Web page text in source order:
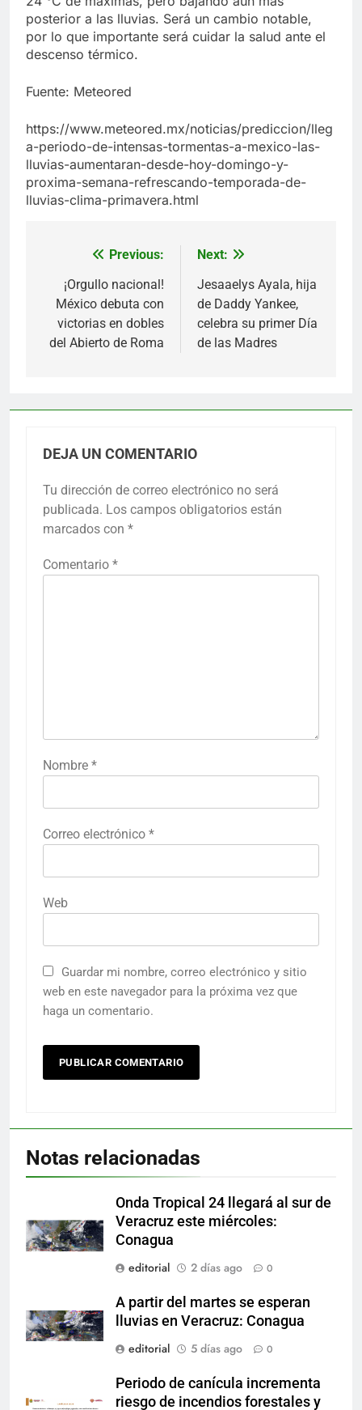
posterior a las lluvias. Será un cambio notable,
por lo que importante será cuidar la salud ante el
descenso térmico.
Fuente: Meteored
https://www.meteored.mx/noticias/prediccion/lleg
a-periodo-de-intensas-tormentas-a-mexico-las-
lluvias-aumentaran-desde-hoy-domingo-y-
proxima-semana-refrescando-temporada-de-
lluvias-clima-primavera.html
Navegación
entradas
Previous:
¡Orgullo nacional!
México debuta con
victorias en dobles
del Abierto de Roma
Next:
Jesaaelys Ayala, hija
de Daddy Yankee,
celebra su primer Día
de las Madres
DEJA UN COMENTARIO
Tu dirección de correo electrónico no será
publicada. Los campos obligatorios están
marcados con *
Comentario *
Nombre *
Correo electrónico *
Web
Guardar mi nombre, correo electrónico y sitio
web en este navegador para la próxima vez que
haga un comentario.
Notas relacionadas
Onda Tropical 24 llegará al sur de
Veracruz este miércoles:
Conagua
editorial
2 días ago 0
A partir del martes se esperan
lluvias en Veracruz: Conagua
editorial
5 días ago 0
Periodo de canícula incrementa
riesgo de incendios forestales y